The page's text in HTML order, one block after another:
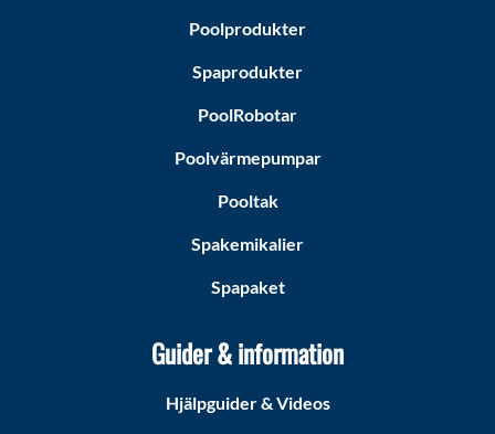
Poolprodukter
Spaprodukter
PoolRobotar
Poolvärmepumpar
Pooltak
Spakemikalier
Spapaket
Guider & information
Hjälpguider & Videos